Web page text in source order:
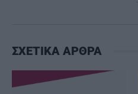
ΣΧΕΤΙΚΑ ΑΡΘΡΑ